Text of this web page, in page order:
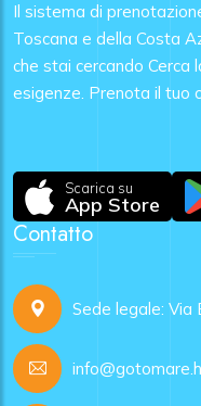
Il sistema di
Toscana e della Costa
che stai cercando
esigenze. Prenota il tuo
Scarica su
App Store
Contatto
Sede legale: